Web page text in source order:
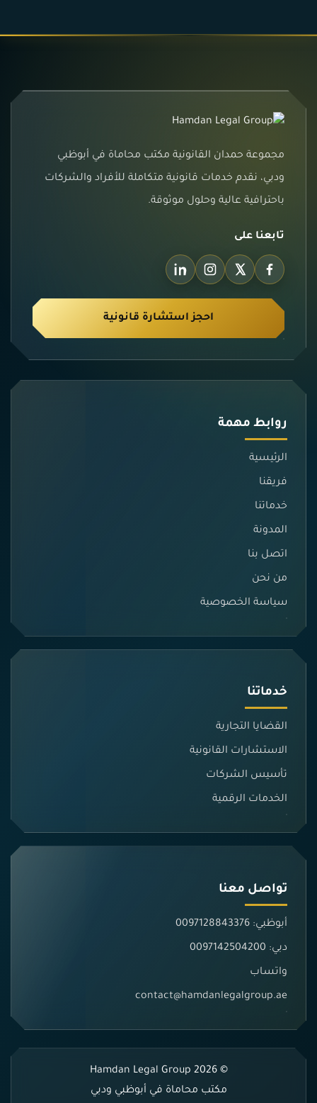
مجموعة حمدان القانونية مكتب محاماة في أبوظبي
ودبي، نقدم خدمات قانونية متكاملة للأفراد والشركات
باحترافية عالية وحلول موثوقة.
تابعنا على
احجز استشارة قانونية
روابط مهمة
الرئيسية
فريقنا
خدماتنا
المدونة
اتصل بنا
من نحن
سياسة الخصوصية
خدماتنا
القضايا التجارية
الاستشارات القانونية
تأسيس الشركات
الخدمات الرقمية
تواصل معنا
أبوظبي: 0097128843376
دبي: 0097142504200
واتساب
contact@hamdanlegalgroup.ae
© 2026 Hamdan Legal Group
مكتب محاماة في أبوظبي ودبي